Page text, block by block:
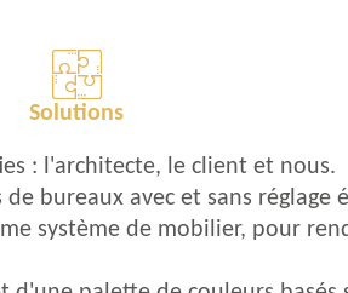
Solutions
: l'architecte, le client et nous.
bureaux avec et sans réglage
système de mobilier, pour